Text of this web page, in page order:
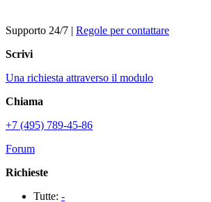
Supporto 24/7 | Regole per contattare
Scrivi
Una richiesta attraverso il modulo
Chiama
+7 (495) 789-45-86
Forum
Richieste
Tutte: -